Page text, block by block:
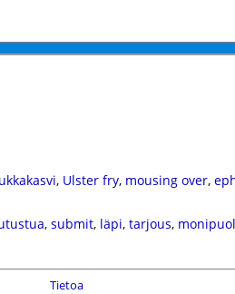
, Ulster fry, mousing over,
, submit, läpi, tarjous,
Tietoa